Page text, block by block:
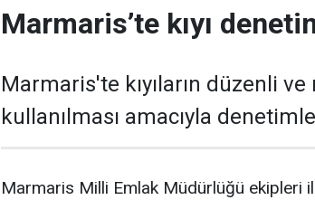
Marmaris’te kıyı
Marmaris'te kıyıların düzenli
kullanılması amacıyla
Marmaris Milli Emlak Müdürlüğü ekipleri